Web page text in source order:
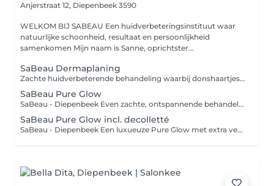
Anjerstraat 12, Diepenbeek 3590
WELKOM BIJ SABEAU Een huidverbeteringsinstituut waar
natuurlijke schoonheid, resultaat en persoonlijkheid
samenkomen Mijn naam is Sanne, oprichtster...
SaBeau Dermaplaning
Zachte huidverbeterende behandeling waarbij donshaartjes en dode huidcellen voorzichtig verwijderd worden voor een gladdere huid, frisse glow en betere opname van skincare. Glow Inclusief reiniging, zachte micropeel, dermaplaning en verzorgend crèmemasker. Deluxe Inclusief reiniging, enzyme poeder, dermaplaning en een masker aangepast aan jouw huid voor extra glow en huidcomfort.
SaBeau Pure Glow
SaBeau - Diepenbeek Even zachte, ontspannende behandeling met focus op hydratatie en glow. Inclusief reiniging, epilatie (Wenkbrauwen/bovenlip), peeling, massage en voedend masker
SaBeau Pure Glow incl. decolletté
SaBeau - Diepenbeek Een luxueuze Pure Glow met extra verzorging van hals en decolleté. Rijke reiniging, epilatie (wenkbrauwen/bovenlip), peeling, ontspannende massage van gelaat + hals/decolleté, afgesloten met een voedend masker. Ideaal bij droogte, spanning of wanneer je huid extra verwenning mag krijgen. Upgrade naar vliesmasker mogelijk (meerprijs)